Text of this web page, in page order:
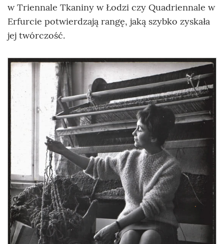
w Triennale Tkaniny w Łodzi czy Quadriennale w
Erfurcie potwierdzają rangę, jaką szybko zyskała
jej twórczość.